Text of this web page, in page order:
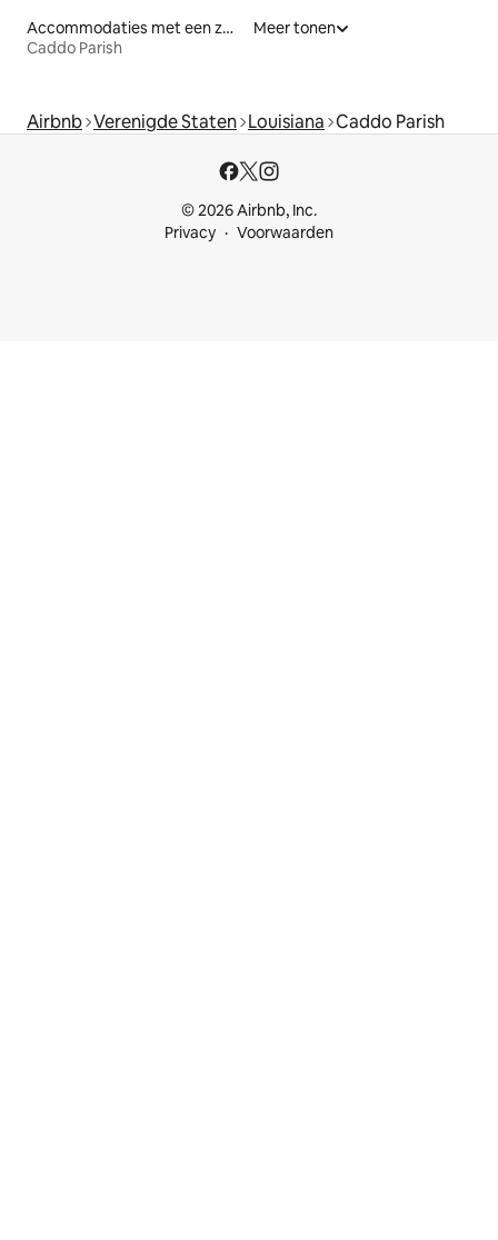
Accommodaties met een zwembad
Caddo Parish
Meer tonen
Airbnb Verenigde Staten Louisiana Caddo Parish
© 2026 Airbnb, Inc.
Privacy
Voorwaarden